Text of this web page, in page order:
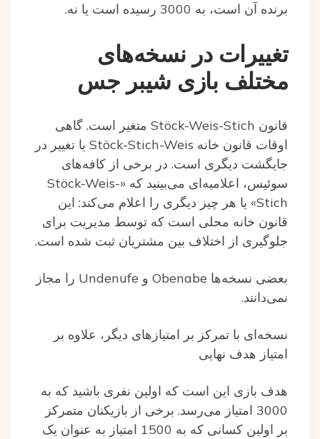
برنده‌ آن است، به 3000 رسیده‌ است یا نه.
تغییرات در نسخه‌های
مختلف بازی شیبر جس
قانون Stöck-Weis-Stich متغیر است. گاهی
اوقات قانون خانه Stöck-Stich-Weis یا تغییر در
جایگشت دیگری است. در برخی از کافه‌های
سوئیس، اعلامیه‌ای می‌بینید که «Stöck-Weis-
Stich» یا هر چیز دیگری را اعلام می‌کند: این
قانون خانه محلی است که توسط مدیریت برای
جلوگیری از اختلاف بین مشتریان ثبت شده است.
بعضی نسخه‌ها Obenabe و Undenufe را مجاز
نمی‌دانند.
نسخه‌ای با تمرکز بر امتیازهای دیگر، علاوه بر
امتیاز هدف نهایی
هدف بازی این است که اولین نفری باشید که به
3000 امتیاز می‌رسد. برخی از بازیکنان متمرکز
بر اولین کسانی که به 1500 امتیاز به عنوان یک